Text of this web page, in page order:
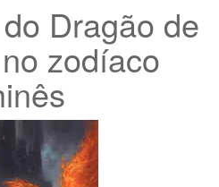
Dragão de
zodíaco